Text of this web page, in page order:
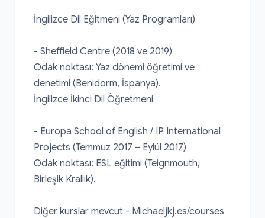
İngilizce Dil Eğitmeni (Yaz Programları)
- Sheffield Centre (2018 ve 2019)
Odak noktası: Yaz dönemi öğretimi ve
denetimi (Benidorm, İspanya).
İngilizce İkinci Dil Öğretmeni
- Europa School of English / IP International
Projects (Temmuz 2017 – Eylül 2017)
Odak noktası: ESL eğitimi (Teignmouth,
Birleşik Krallık).
Diğer kurslar mevcut - Michaeljkj.es/courses